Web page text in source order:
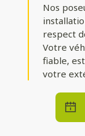
Nos
respect
Votre
fiable,
votre